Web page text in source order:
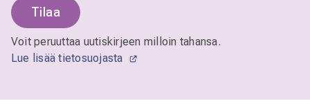
Tilaa
Voit peruuttaa uutiskirjeen milloin tahansa.
Lue lisää tietosuojasta